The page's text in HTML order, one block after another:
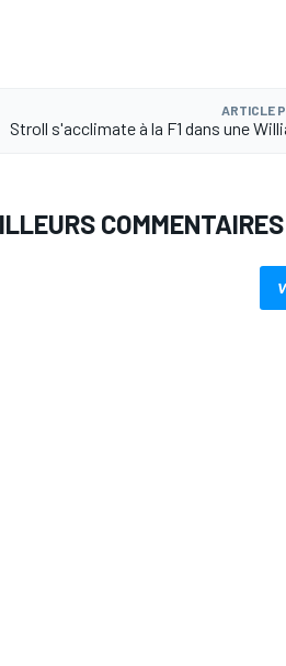
ARTICLE
Stroll s'acclimate à la F1 dans une
COMMENTAIRES